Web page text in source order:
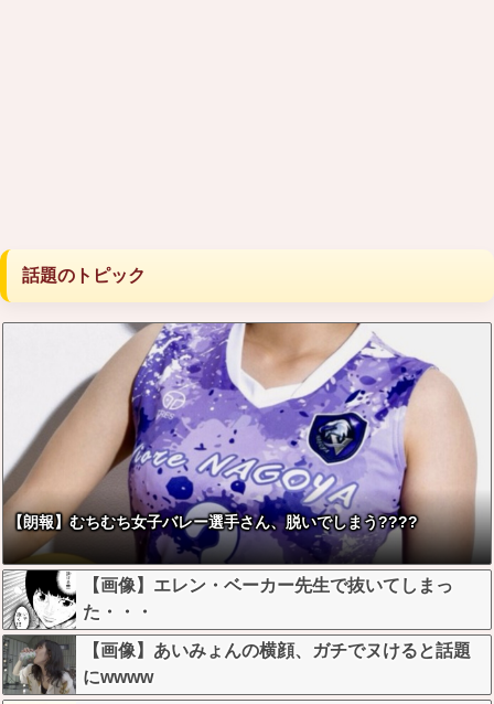
話題のトピック
【朗報】むちむち女子バレー選手さん、脱いでしまう????
【画像】エレン・ベーカー先生で抜いてしまっ
た・・・
【画像】あいみょんの横顔、ガチでヌけると話題
にwwww